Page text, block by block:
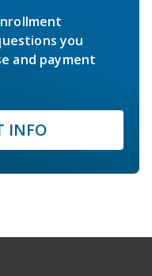
you
and payment
INFO